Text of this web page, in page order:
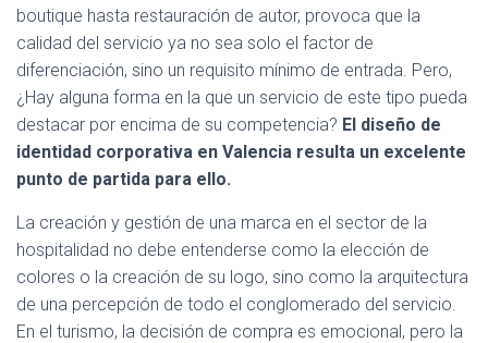
boutique hasta restauración de autor, provoca que la
calidad del servicio ya no sea solo el factor de
diferenciación, sino un requisito mínimo de entrada. Pero,
¿Hay alguna forma en la que un servicio de este tipo pueda
destacar por encima de su competencia? El diseño de
identidad corporativa en Valencia resulta un excelente
punto de partida para ello.
La creación y gestión de una marca en el sector de la
hospitalidad no debe entenderse como la elección de
colores o la creación de su logo, sino como la arquitectura
de una percepción de todo el conglomerado del servicio.
En el turismo, la decisión de compra es emocional, pero la